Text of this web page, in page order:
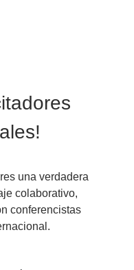
una verdadera
colaborativo,
conferencistas